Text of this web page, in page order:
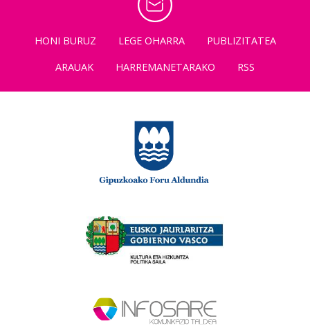
HONI BURUZ LEGE OHARRA
PUBLIZITATEA
ARAUAK
HARREMANETARAKO RSS